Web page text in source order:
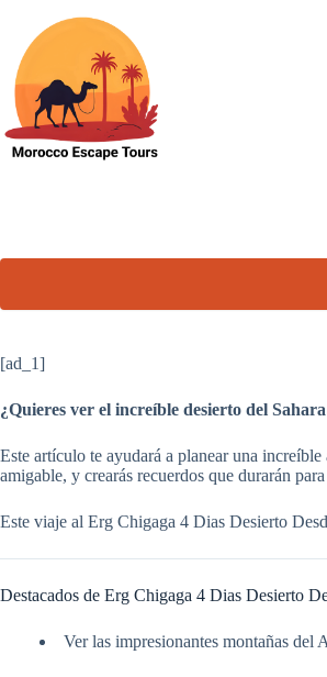
content
[ad_1]
¿Quieres ver el increíble desierto del
Este artículo te ayudará a planear una
amigable, y crearás recuerdos que durarán
Este viaje al Erg Chigaga 4 Dias Desierto
Destacados de Erg Chigaga 4 Dias Desierto
Ver las impresionantes montañas del